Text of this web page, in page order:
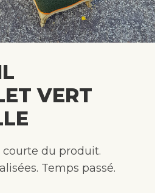
VERT
du produit.
Temps passé.